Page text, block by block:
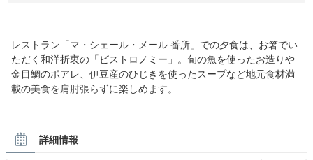
レストラン「マ・シェール・メール 番所」での夕食は、お箸でい
ただく和洋折衷の「ビストロノミー」。旬の魚を使ったお造りや
金目鯛のポアレ、伊豆産のひじきを使ったスープなど地元食材満
載の美食を肩肘張らずに楽しめます。
詳細情報